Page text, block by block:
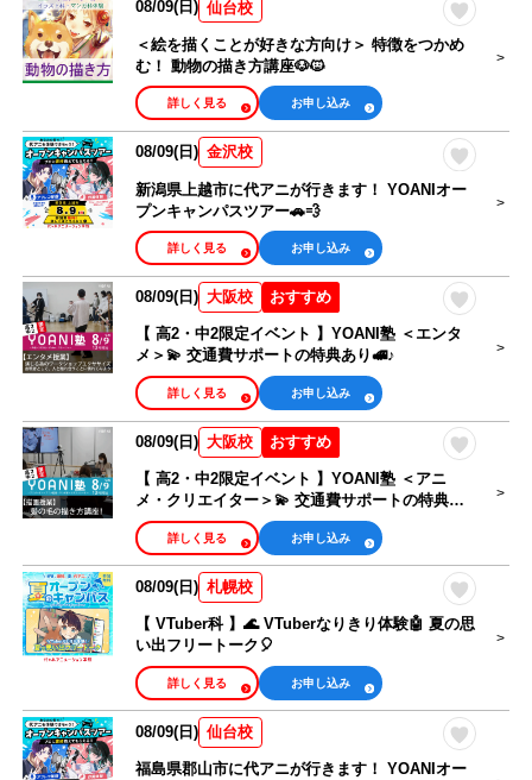
08/09(日) 仙台校
＜絵を描くことが好きな方向け＞ 特徴をつかめ
む！ 動物の描き方講座🐶🐱
お申し込み
詳しく見る
08/09(日) 金沢校
新潟県上越市に代アニが行きます！ YOANIオー
プンキャンパスツアー🚗💨
お申し込み
詳しく見る
おすすめ
08/09(日) 大阪校
【 高2・中2限定イベント 】YOANI塾 ＜エンタ
メ＞💫 交通費サポートの特典あり🚅♪
お申し込み
詳しく見る
おすすめ
08/09(日) 大阪校
【 高2・中2限定イベント 】YOANI塾 ＜アニ
メ・クリエイター＞💫 交通費サポートの特典あ
り🚅♪
お申し込み
詳しく見る
08/09(日) 札幌校
【 VTuber科 】🌊 VTuberなりきり体験🤖 夏の思
い出フリートーク🎈
お申し込み
詳しく見る
08/09(日) 仙台校
福島県郡山市に代アニが行きます！ YOANIオー